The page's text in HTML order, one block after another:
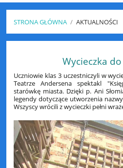
STRONA GŁÓWNA / AKTUALNOŚCI
Wycieczka
Uczniowie klas 3 uczestniczyli w
Teatrze Andersena spektakl
starówkę miasta. Dzięki p. Ani
legendy dotyczące utworzenia
Wszyscy wrócili z wycieczki pełni